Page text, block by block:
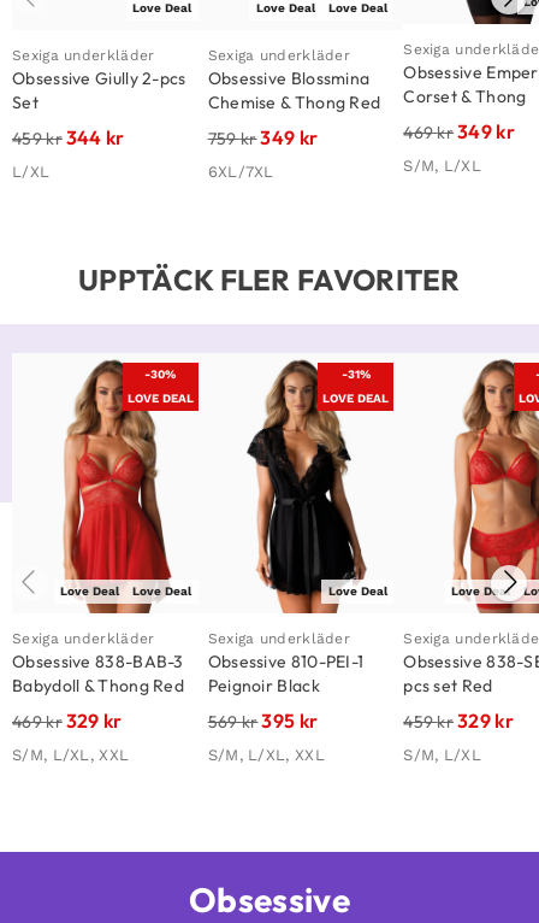
Love Deal
Sexiga underkläder
Obsessive Giully 2-pcs
Set
459kr344 kr
L/XL
Love Deal
Love Deal
Sexiga underkläder
Obsessive Blossmina
Chemise & Thong Red
759kr349 kr
6XL/7XL
Sexiga
Obsessive
Corset & Thong
469kr349 kr
S/M, L/XL
UPPTÄCK FLER FAVORITER
-30%
LOVE DEAL
Love Deal
Love Deal
Sexiga underkläder
Obsessive 838-BAB-3
Babydoll & Thong Red
469kr329 kr
S/M, L/XL, XXL
-31%
LOVE DEAL
Love Deal
Sexiga underkläder
Obsessive 810-PEI-1
Peignoir Black
569kr395 kr
S/M, L/XL, XXL
Love Deal
Sexiga
Obsessive 838-
pcs set Red
459kr329 kr
S/M, L/XL
Obsessive